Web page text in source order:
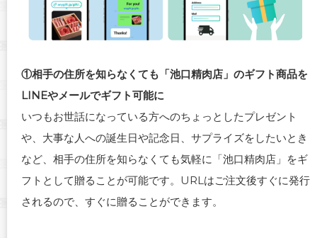
①相手の住所を知らなくても「池口精肉店」のギフト商品を
LINEやメールでギフト可能に
いつもお世話になっている方へのちょっとしたプレゼント
や、大事な人への誕生日や記念日、サプライズをしたいとき
など、相手の住所を知らなくても気軽に「池口精肉店」をギ
フトとして贈ることが可能です。URLはご注文後すぐに発行
されるので、すぐに贈ることができます。